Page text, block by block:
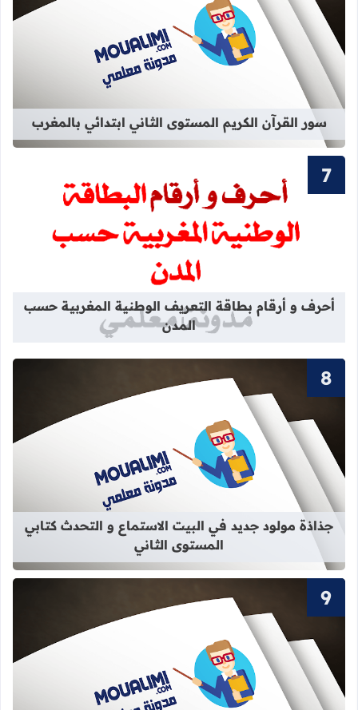
قراءة المزيد عن سور القرآن الكريم
سور القرآن الكريم المستوى الثاني ابتدائي بالمغرب
قراءة المزيد عن أحرف و أرقام
أحرف و أرقام بطاقة التعريف الوطنية المغربية حسب
المدن
قراءة المزيد عن جذاذة مولود جديد
جذاذة مولود جديد في البيت الاستماع و التحدث كتابي
المستوى الثاني
قراءة المزيد عن سور القرآن الكريم